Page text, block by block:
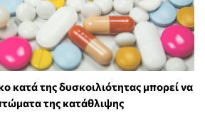
κατά της δυσκοιλιότητας μπορεί να
της κατάθλιψης